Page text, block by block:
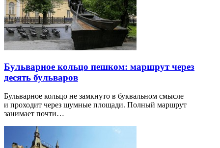
Бульварное кольцо пешком: маршрут через
десять бульваров
Бульварное кольцо не замкнуто в буквальном смысле
и проходит через шумные площади. Полный маршрут
занимает почти…